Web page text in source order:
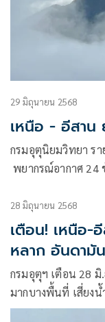
29 มิถุนายน 2568
เหนือ - อีสา
กรมอุตุนิยมวิทยา ร
พยากรณ์อากาศ 24
บางแห่ง ในขณะที่ภา
กลาง และภาคตะวัน
28 มิถุนายน 2568
เตือน! เหนือ-
หลาก อันดามั
กรมอุตุฯ เตือน 28
มากบางพื้นที่ เสี่ยง
เชียงราย-น่าน-อุดร